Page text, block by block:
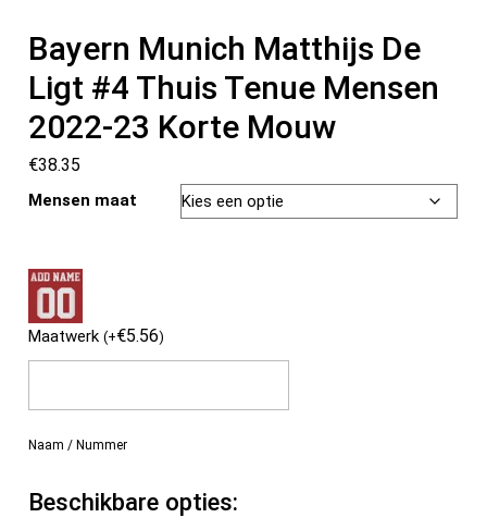
Bayern Munich Matthijs De
Ligt #4 Thuis Tenue Mensen
2022-23 Korte Mouw
€38.35
Mensen maat
Maatwerk(+€5.56)
Naam / Nummer
Beschikbare opties: